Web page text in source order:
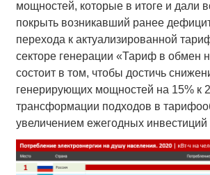
мощностей, которые в итоге и дали
покрыть возникавший ранее
перехода к актуализированной
секторе генерации «Тариф в обмен
состоит в том, чтобы достичь
генерирующих мощностей на 15% к
трансформации подходов в
увеличением ежегодных инвестиций